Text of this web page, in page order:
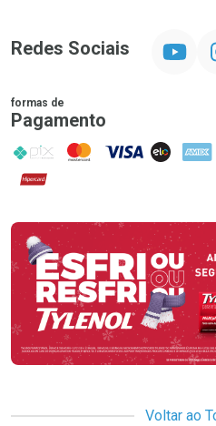
Redes Sociais
formas de
Pagamento
PIX MasterCard
VISA ELO AMEX
Hipercard
Promoção em
Voltar ao